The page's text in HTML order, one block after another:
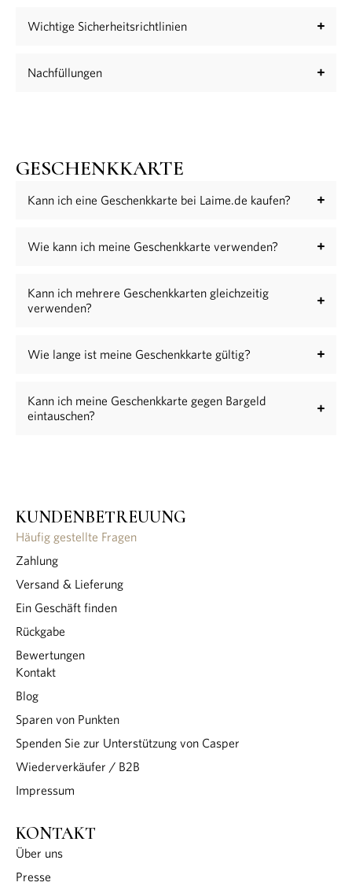
Wichtige Sicherheitsrichtlinien
Nachfüllungen
GESCHENKKARTE
Kann ich eine Geschenkkarte bei Laime.de kaufen?
Wie kann ich meine Geschenkkarte verwenden?
Kann ich mehrere Geschenkkarten gleichzeitig
verwenden?
Wie lange ist meine Geschenkkarte gültig?
Kann ich meine Geschenkkarte gegen Bargeld
eintauschen?
KUNDENBETREUUNG
Häufig gestellte Fragen
Zahlung
Versand & Lieferung
Ein Geschäft finden
Rückgabe
Bewertungen
Kontakt
Blog
Sparen von Punkten
Spenden Sie zur Unterstützung von Casper
Wiederverkäufer / B2B
Impressum
KONTAKT
Über uns
Presse